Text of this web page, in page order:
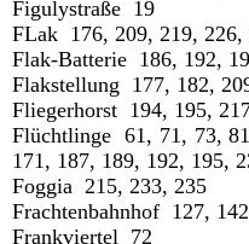
Figulystraße 19
FLak 176, 209, 219, 226,
Flak-Batterie 186, 192,
Flakstellung 177, 182,
Fliegerhorst 194, 195,
Flüchtlinge 61, 71, 73,
171, 187, 189, 192, 195,
Foggia 215, 233, 235
Frachtenbahnhof 127, 142
Frankviertel 72